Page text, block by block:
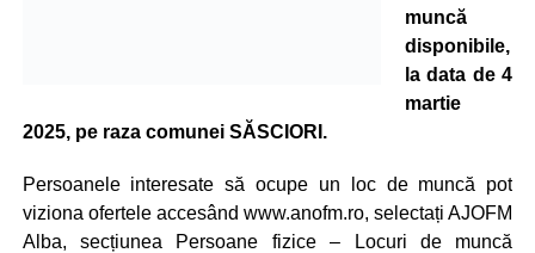
muncă
disponibile,
la data de 4
martie
2025, pe raza comunei SĂSCIORI.
Persoanele interesate să ocupe un loc de muncă pot
viziona ofertele accesând www.anofm.ro, selectați AJOFM
Alba, secțiunea Persoane fizice – Locuri de muncă